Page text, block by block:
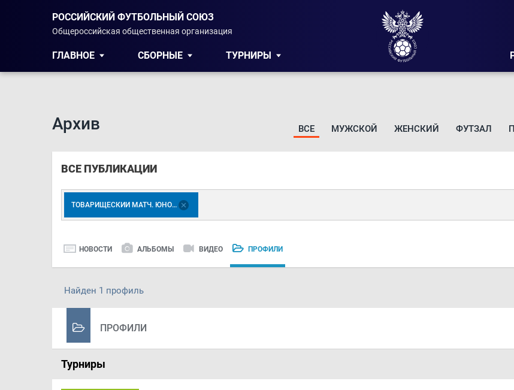
РОССИЙСКИЙ ФУТБОЛЬНЫЙ СОЮЗ
Общероссийская общественная организация
ГЛАВНОЕ СБОРНЫЕ ТУРНИРЫ
Архив ВСЕ МУЖСКОЙ ЖЕНСКИЙ ФУТЗАЛ
ВСЕ ПУБЛИКАЦИИ
ТОВАРИЩЕСКИЙ МАТЧ. ЮНОШИ 2005 Г.Р.
НОВОСТИ АЛЬБОМЫ ВИДЕО ПРОФИЛИ
Найден 1 профиль
ПРОФИЛИ
Турниры